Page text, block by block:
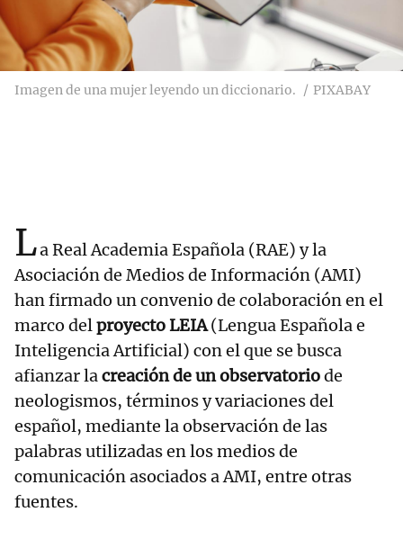
Imagen de una mujer leyendo un diccionario. PIXABAY
La Real Academia Española (RAE) y la
Asociación de Medios de Información (AMI)
han firmado un convenio de colaboración en el
marco delproyecto LEIA(Lengua Española e
Inteligencia Artificial) con el que se busca
afianzar lacreación de un observatoriode
neologismos, términos y variaciones del
español, mediante la observación de las
palabras utilizadas en los medios de
comunicación asociados a AMI, entre otras
fuentes.